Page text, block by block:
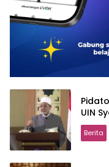
UIN
Berita